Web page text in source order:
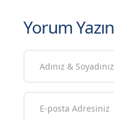
Yorum Yazın